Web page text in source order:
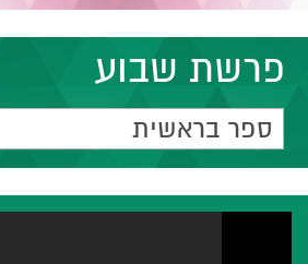
פרשת שבוע
ספר בראשית